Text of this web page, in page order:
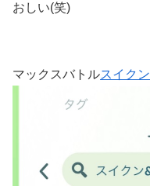
おしい(笑)
マックスバトルスイクン